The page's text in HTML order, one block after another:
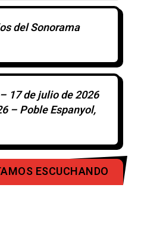
del Sonorama
17 de julio de 2026
– Poble Espanyol,
ESCUCHANDO